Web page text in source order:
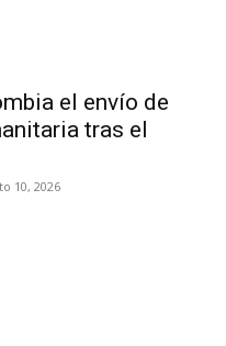
el envío de
tras el
10, 2026